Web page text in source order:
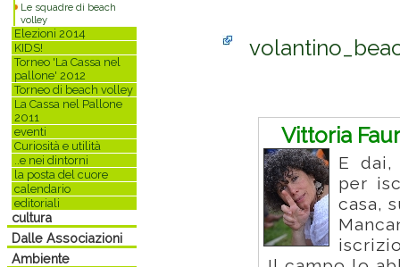
Le squadre di beach
volley
Elezioni 2014
KIDS!
Torneo 'La Cassa nel
pallone' 2012
Torneo di beach volley
La Cassa nel Pallone
2011
eventi
Curiosità e utilità
..e nei dintorni
la posta del cuore
calendario
editoriali
cultura
Dalle Associazioni
Ambiente
Vittoria
E
per
casa,